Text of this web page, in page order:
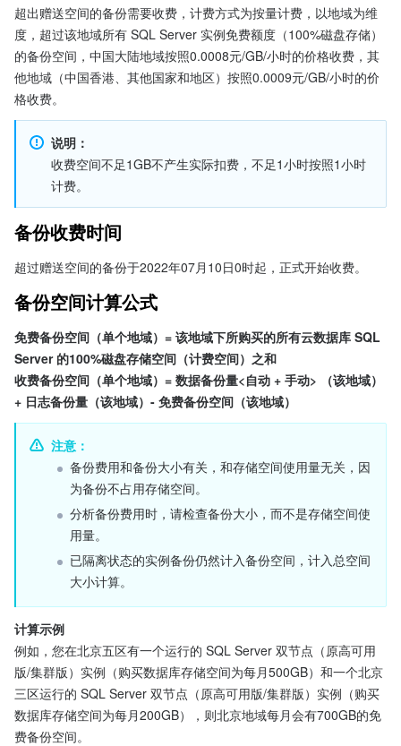
超出赠送空间的备份需要收费，计费方式为按量计费，以地域为维
度，超过该地域所有 SQL Server 实例免费额度（100%磁盘存储）
的备份空间，中国大陆地域按照0.0008元/GB/小时的价格收费，其
他地域（中国香港、其他国家和地区）按照0.0009元/GB/小时的价
格收费。
说明：
收费空间不足1GB不产生实际扣费，不足1小时按照1小时
计费。
备份收费时间
超过赠送空间的备份于2022年07月10日0时起，正式开始收费。
备份空间计算公式
免费备份空间（单个地域）= 该地域下所购买的所有云数据库 SQL
Server 的100%磁盘存储空间（计费空间）之和
收费备份空间（单个地域）= 数据备份量<自动 + 手动> （该地域）
+ 日志备份量（该地域）- 免费备份空间（该地域）
注意：
备份费用和备份大小有关，和存储空间使用量无关，因
为备份不占用存储空间。
分析备份费用时，请检查备份大小，而不是存储空间使
用量。
已隔离状态的实例备份仍然计入备份空间，计入总空间
大小计算。
计算示例
例如，您在北京五区有一个运行的 SQL Server 双节点（原高可用
版/集群版）实例（购买数据库存储空间为每月500GB）和一个北京
三区运行的 SQL Server 双节点（原高可用版/集群版）实例（购买
数据库存储空间为每月200GB），则北京地域每月会有700GB的免
费备份空间。